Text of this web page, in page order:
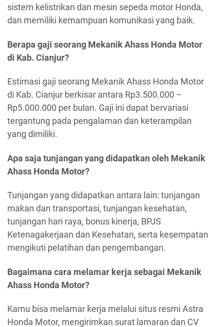
sistem kelistrikan dan mesin sepeda motor Honda,
dan memiliki kemampuan komunikasi yang baik.
Berapa gaji seorang Mekanik Ahass Honda Motor
di Kab. Cianjur?
Estimasi gaji seorang Mekanik Ahass Honda Motor
di Kab. Cianjur berkisar antara Rp3.500.000 –
Rp5.000.000 per bulan. Gaji ini dapat bervariasi
tergantung pada pengalaman dan keterampilan
yang dimiliki.
Apa saja tunjangan yang didapatkan oleh Mekanik
Ahass Honda Motor?
Tunjangan yang didapatkan antara lain: tunjangan
makan dan transportasi, tunjangan kesehatan,
tunjangan hari raya, bonus kinerja, BPJS
Ketenagakerjaan dan Kesehatan, serta kesempatan
mengikuti pelatihan dan pengembangan.
Bagaimana cara melamar kerja sebagai Mekanik
Ahass Honda Motor?
Kamu bisa melamar kerja melalui situs resmi Astra
Honda Motor, mengirimkan surat lamaran dan CV